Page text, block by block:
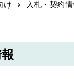
け 入札・契約